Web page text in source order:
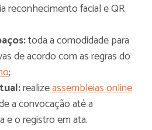
reconhecimento facial e QR
toda a comodidade para
de acordo com as regras do
;
realizeassembleias online
a convocação até a
e o registro em ata.